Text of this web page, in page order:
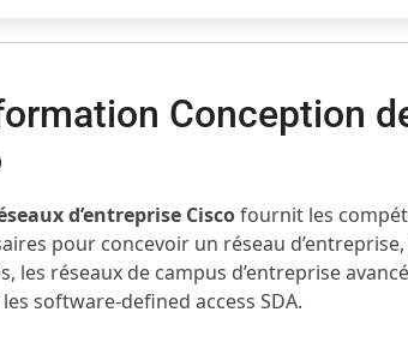
Conception
d’entreprise Ciscofournit les
pour concevoir un réseau
les réseaux de campus d’entreprise
software-defined access SDA.